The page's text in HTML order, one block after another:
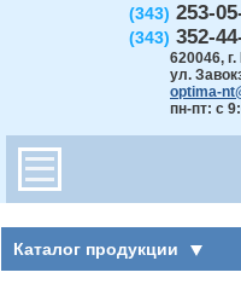
(343) 253-
(343) 352-
620046,
ул.
optima-
пн-пт: с
Каталог продукции